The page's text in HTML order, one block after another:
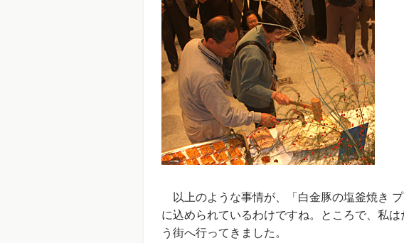
以上のような事情が、「白金豚の塩釜焼き
に込められているわけですね。ところで、私
う街へ行ってきました。